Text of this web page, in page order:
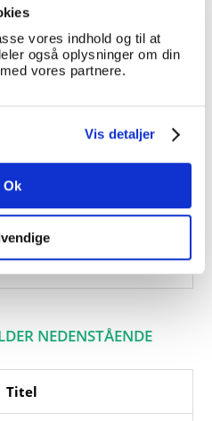
vores indhold og til at
også oplysninger om din
vores partnere.
Vis detaljer
Ok
1921-22. 16 små
er vedlagt.
NEDENSTÅENDE
Titel